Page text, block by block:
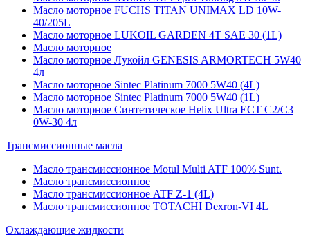
Масло моторное FUCHS TITAN UNIMAX LD 10W-
40/205L
Масло моторное LUKOIL GARDEN 4Т SAE 30 (1L)
Масло моторное
Масло моторное Лукойл GENESIS ARMORTECH 5W40
4л
Масло моторное Sintec Platinum 7000 5W40 (4L)
Масло моторное Sintec Platinum 7000 5W40 (1L)
Масло моторное Синтетическое Helix Ultra ECT C2/C3
0W-30 4л
Трансмиссионные масла
Масло трансмиссионное Motul Multi ATF 100% Sunt.
Масло трансмиссионное
Масло трансмиссионное ATF Z-1 (4L)
Масло трансмиссионное TOTACHI Dexron-VI 4L
Охлаждающие жидкости